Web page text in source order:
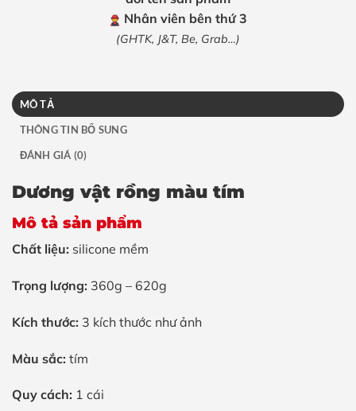
Nhân viên bên thứ 3
(GHTK, J&T, Be, Grab…)
MÔ TẢ
THÔNG TIN BỔ SUNG
ĐÁNH GIÁ (0)
Dương vật rồng màu tím
Mô tả sản phẩm
Chất liệu: silicone mềm
Trọng lượng: 360g – 620g
Kích thước: 3 kích thước như ảnh
Màu sắc: tím
Quy cách: 1 cái